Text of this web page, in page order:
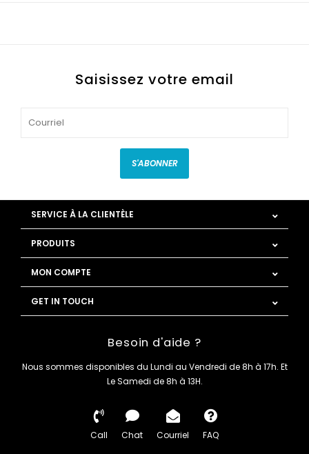
Saisissez votre email
S'ABONNER
SERVICE À LA CLIENTÈLE
PRODUITS
MON COMPTE
GET IN TOUCH
Besoin d'aide ?
Nous sommes disponibles du Lundi au Vendredi de 8h à 17h. Et
Le Samedi de 8h à 13H.
Call Chat Courriel FAQ